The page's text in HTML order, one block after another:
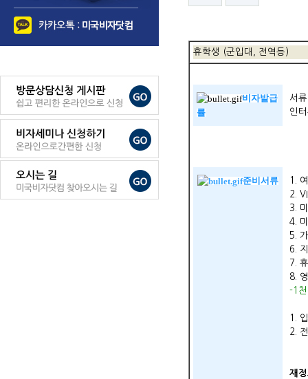
휴학생 (군입대, 전역등)
비자발급
률
서
인
준비서류
1.
2.
3.
4.
5.
6.
7.
8.
-1
1.
2.
재